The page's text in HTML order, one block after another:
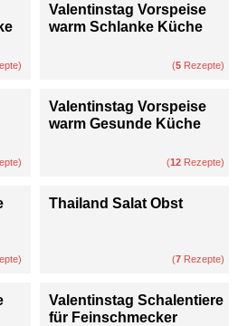
Valentinstag Vorspeise
warm Schlanke Küche
(5 Rezepte)
Valentinstag Vorspeise
warm Gesunde Küche
(12 Rezepte)
Thailand Salat Obst
(7 Rezepte)
Valentinstag Schalentiere
für Feinschmecker